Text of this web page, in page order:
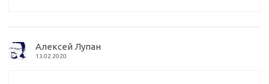
Алексей Лупан
13.02.2020